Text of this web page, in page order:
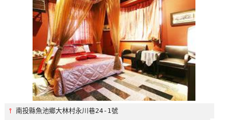
⫯南投縣魚池鄉大林村永川巷24-1號